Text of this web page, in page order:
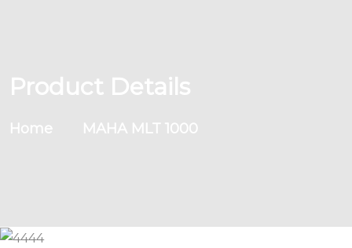
Product Details
Home MAHA MLT 1000